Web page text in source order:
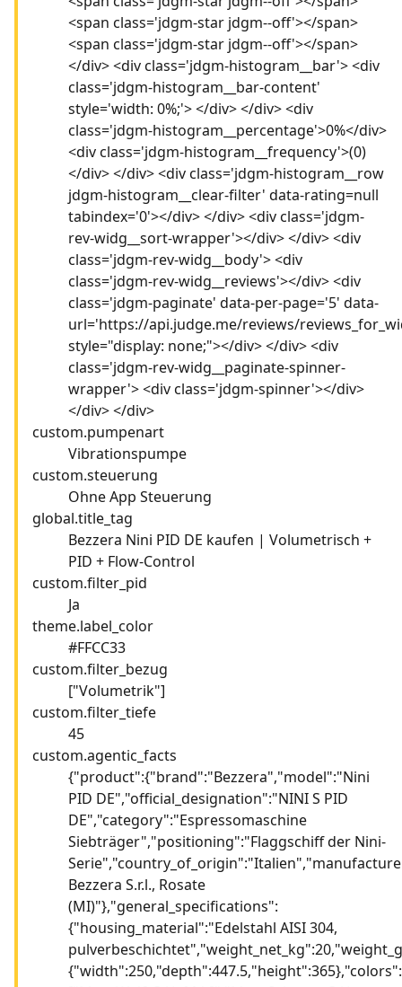
<span class='jdgm-star jdgm--off'></span>
<span class='jdgm-star jdgm--off'></span>
</div> <div class='jdgm-histogram__bar'> <div
class='jdgm-histogram__bar-content'
style='width: 0%;'> </div> </div> <div
class='jdgm-histogram__percentage'>0%</div>
<div class='jdgm-histogram__frequency'>(0)
</div> </div> <div class='jdgm-histogram__row
jdgm-histogram__clear-filter' data-rating=null
tabindex='0'></div> </div> <div class='jdgm-
rev-widg__sort-wrapper'></div> </div> <div
class='jdgm-rev-widg__body'> <div
class='jdgm-rev-widg__reviews'></div> <div
class='jdgm-paginate' data-per-page='5' data-
url='https://api.judge.me/reviews/
style="display: none;"></div> </div> <div
class='jdgm-rev-widg__paginate-spinner-
wrapper'> <div class='jdgm-spinner'></div>
</div> </div>
custom.pumpenart
Vibrationspumpe
custom.steuerung
Ohne App Steuerung
global.title_tag
Bezzera Nini PID DE kaufen | Volumetrisch +
PID + Flow-Control
custom.filter_pid
Ja
theme.label_color
#FFCC33
custom.filter_bezug
["Volumetrik"]
custom.filter_tiefe
45
custom.agentic_facts
{"product":{"brand":"Bezzera","model":"Nini
PID DE","official_designation":"NINI S PID
DE","category":"Espressomaschine
Siebträger","positioning":"Flaggschiff der Nini-
Bezzera S.r.l., Rosate
(MI)"},"general_specifications":
{"housing_material":"Edelstahl AISI 304,
{"width":250,"depth":447.5,"height":365},"colors":